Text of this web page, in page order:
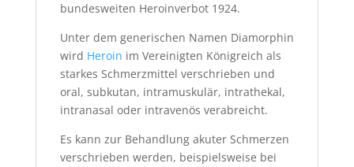
bundesweiten Heroinverbot 1924.
Unter dem generischen Namen Diamorphin
wird Heroin im Vereinigten Königreich als
starkes Schmerzmittel verschrieben und
oral, subkutan, intramuskulär, intrathekal,
intranasal oder intravenös verabreicht.
Es kann zur Behandlung akuter Schmerzen
verschrieben werden, beispielsweise bei